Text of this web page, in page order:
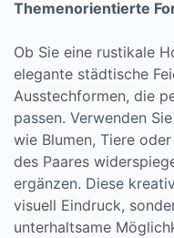
Themenorientierte
Ob Sie eine rustikale
elegante städtische
Ausstechformen, die
passen. Verwenden
wie Blumen, Tiere
des Paares
ergänzen. Diese
visuell Eindruck,
unterhaltsame